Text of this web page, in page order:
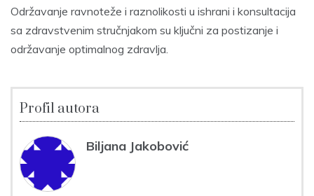
Održavanje ravnoteže i raznolikosti u ishrani i konsultacija
sa zdravstvenim stručnjakom su ključni za postizanje i
održavanje optimalnog zdravlja.
Profil autora
Biljana Jakobović